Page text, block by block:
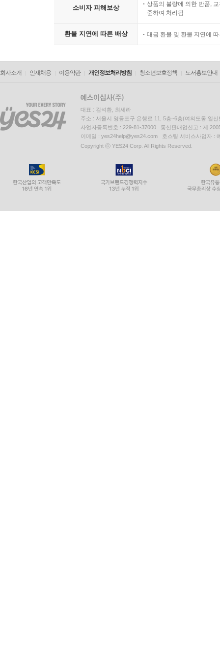
소비자 피해보상
상품의 불량에 의한 반품,
준하여 처리됨
환불 지연에 따른 배상 대금 환불 및 환불 지연에
회사소개 인재채용 이용약관 개인정보처리방침 청소년보호정책 도서홍보안내
대표 : 김석환, 최세라
주소 : 서울시 영등포구 은행로 11, 5층~6층(여의도동,일신
사업자등록번호 : 229-81-37000 통신판매업신고 : 제
이메일 : yes24help@yes24.com 호스팅 서비스사업자 :
Copyright ⓒ YES24 Corp. All Rights Reserved.